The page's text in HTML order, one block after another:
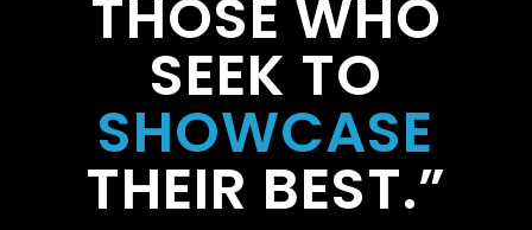
THOSE WHO
SEEK TO
SHOWCASE
THEIR BEST.”